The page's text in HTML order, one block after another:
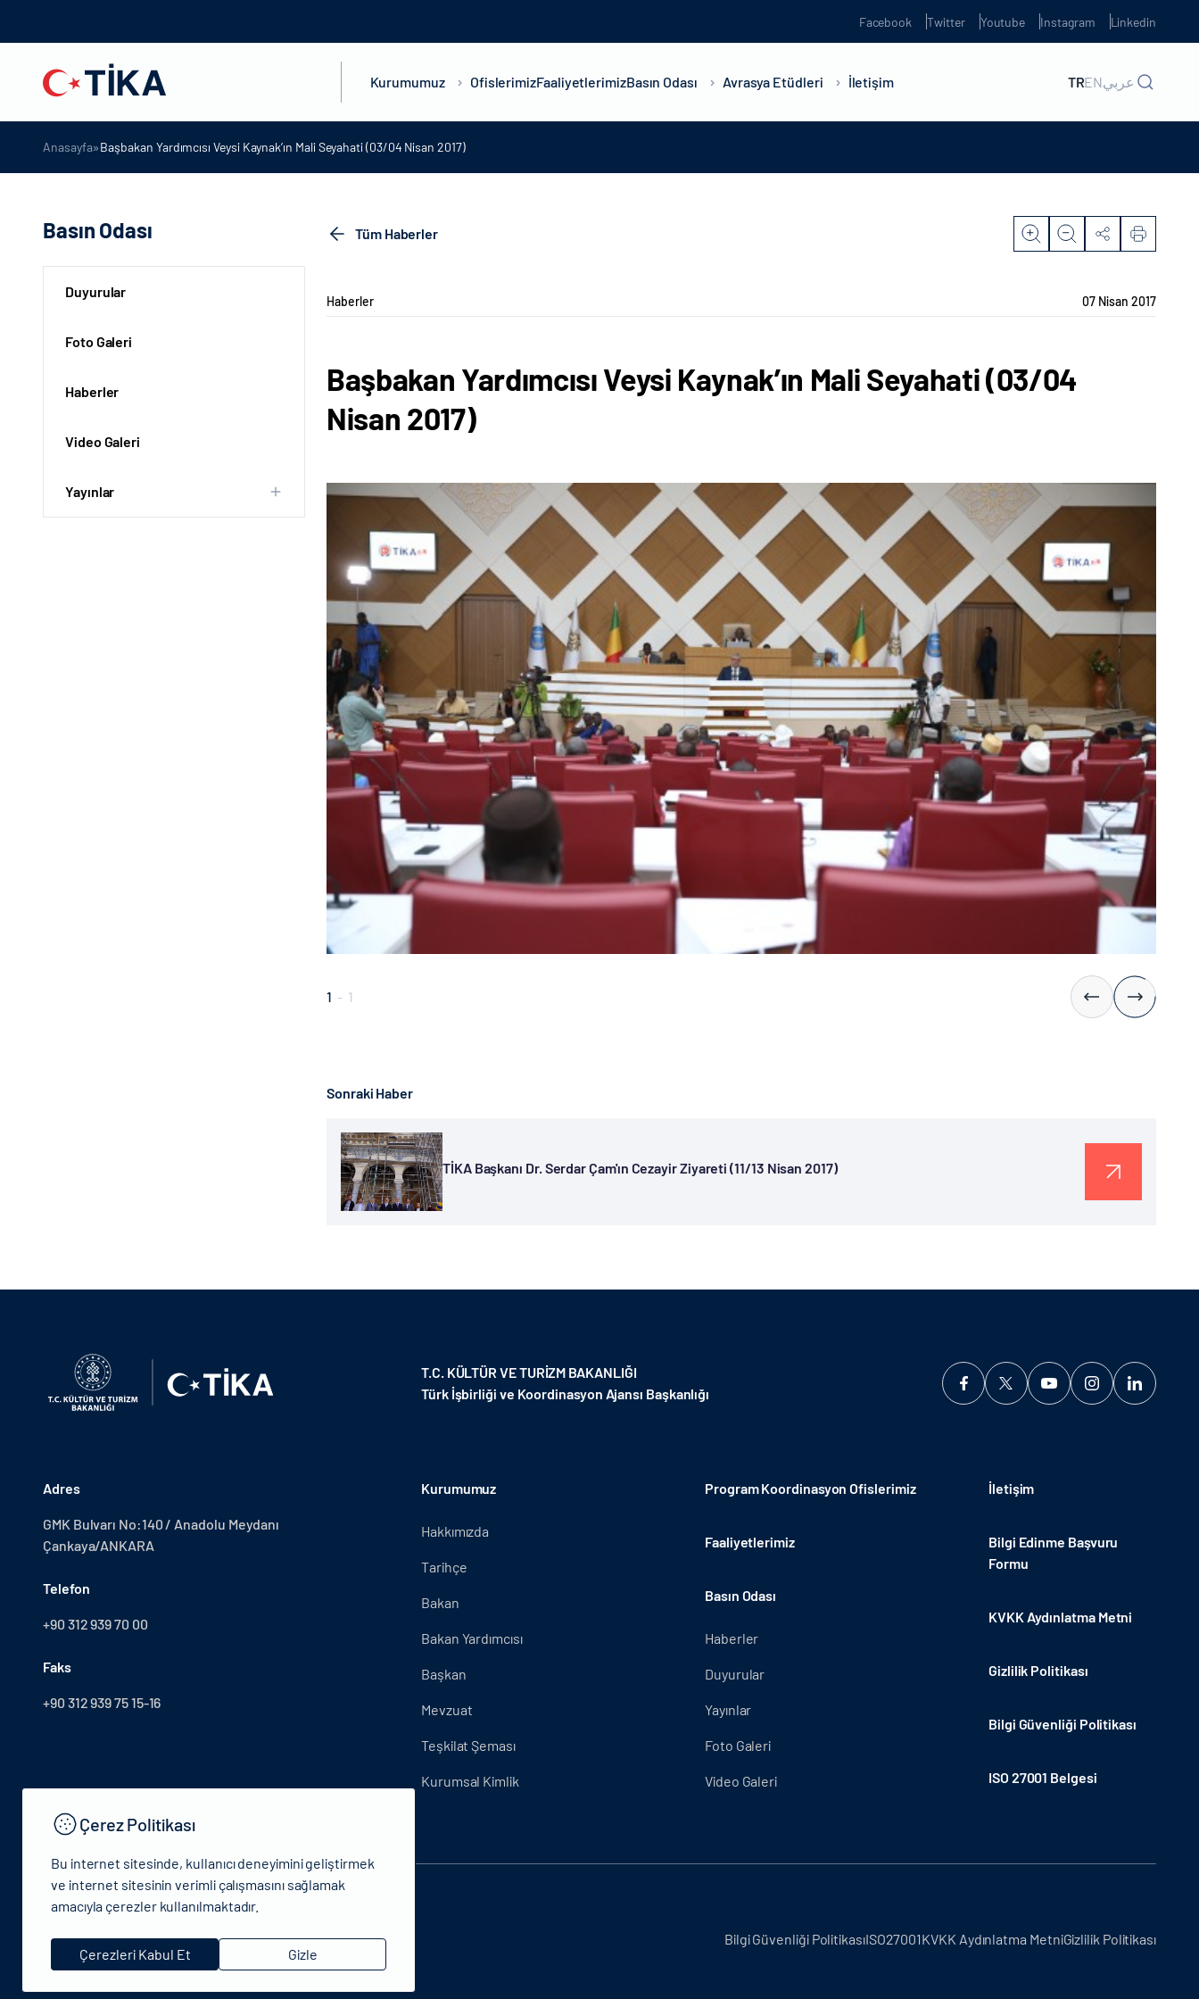
Facebook Twitter Youtube Instagram Linkedin
Kurumumuz OfislerimizFaaliyetlerimizBasın Odası Avrasya Etüdleri İletişim TRENعربي
Anasayfa»Başbakan Yardımcısı Veysi Kaynak’ın Mali Seyahati (03/04 Nisan 2017)
Basın Odası
Duyurular
Foto Galeri
Haberler
Video Galeri
Yayınlar
Tüm Haberler
Haberler 07 Nisan 2017
Başbakan Yardımcısı Veysi Kaynak’ın Mali Seyahati (03/04
Nisan 2017)
1 - 1
Sonraki Haber
TİKA Başkanı Dr. Serdar Çam'ın Cezayir Ziyareti (11/13 Nisan 2017)
T.C. KÜLTÜR VE TURİZM BAKANLIĞI
Türk İşbirliği ve Koordinasyon Ajansı Başkanlığı
Adres
GMK Bulvarı No:140 / Anadolu Meydanı
Çankaya/ANKARA
Telefon
+90 312 939 70 00
Faks
+90 312 939 75 15-16
Kurumumuz
Hakkımızda
Tarihçe
Bakan
Bakan Yardımcısı
Başkan
Mevzuat
Teşkilat Şeması
Kurumsal Kimlik
Program Koordinasyon Ofislerimiz
Faaliyetlerimiz
Basın Odası
Haberler
Duyurular
Yayınlar
Foto Galeri
Video Galeri
İletişim
Bilgi Edinme Başvuru
Formu
KVKK Aydınlatma Metni
Gizlilik Politikası
Bilgi Güvenliği Politikası
ISO 27001 Belgesi
© 2024 T.C.Kütlür ve Turizm Bakanlığı - Tüm hakları saklıdır. Bilgi Güvenliği PolitikasıISO27001KVKK Aydınlatma MetniGizlilik Politikası
Çerez Politikası
Bu internet sitesinde, kullanıcı deneyimini geliştirmek
ve internet sitesinin verimli çalışmasını sağlamak
amacıyla çerezler kullanılmaktadır.
Çerezleri Kabul Et Gizle